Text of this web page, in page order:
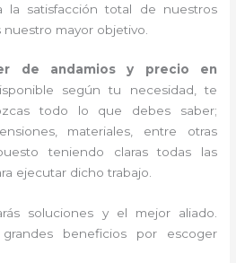
la satisfacción total de nuestros
nuestro mayor objetivo.
de andamios y precio en
según tu necesidad, te
todo lo que debes saber;
materiales, entre otras
teniendo claras todas las
ejecutar dicho trabajo.
soluciones y el mejor aliado.
beneficios por escoger